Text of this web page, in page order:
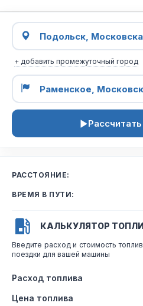
+ добавить промежуточный город
РАССТОЯНИЕ:
ВРЕМЯ В ПУТИ:
КАЛЬКУЛЯТОР
Введите расход и стоимость
поездки для вашей машины
Расход топлива
Цена топлива